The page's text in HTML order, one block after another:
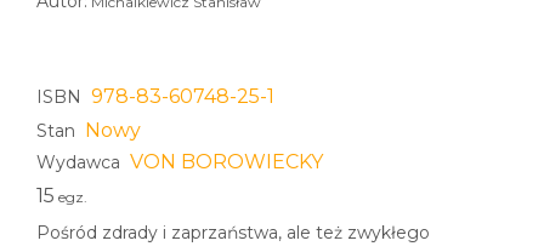
ISBN 978-83-60748-25-1
Stan Nowy
Wydawca VON BOROWIECKY
15 egz.
Pośród zdrady i zaprzaństwa, ale też zwykłego